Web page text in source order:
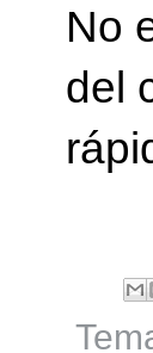
No
del